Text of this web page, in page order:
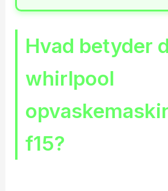
Hvad betyder
whirlpool
f15?